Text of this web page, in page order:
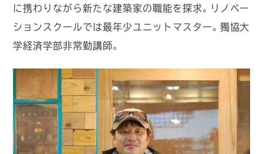
に携わりながら新たな建築家の職能を探求。リノベー
ションスクールでは最年少ユニットマスター。獨協大
学経済学部非常勤講師。